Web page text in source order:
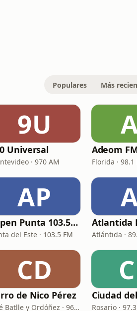
Populares Más
9U
Universal
· 970 AM
Adeom
Florida · 98.1
AP
Aspen Punta 103.5 FM
del Este · 103.5 FM
Atlantida
Atlántida ·
CD
de Nico Pérez
José Batlle y Ordóñez · 96.5 FM
Ciudad
Rosario ·